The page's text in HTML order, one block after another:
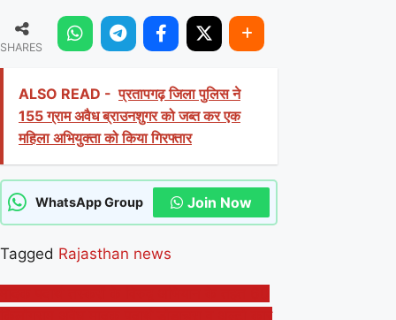
SHARES
ALSO READ - प्रतापगढ़ जिला पुलिस ने
155 ग्राम अवैध ब्राउनशुगर को जब्त कर एक
महिला अभियुक्ता को किया गिरफ्तार
WhatsApp Group Join Now
Tagged Rajasthan news
Post